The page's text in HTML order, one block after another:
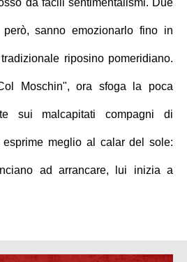
da facili sentimentalismi. Due
sanno emozionarlo fino in
riposino pomeridiano.
Moschin", ora sfoga la poca
sui malcapitati compagni di
esprime meglio al calar del sole:
ad arrancare, lui inizia a